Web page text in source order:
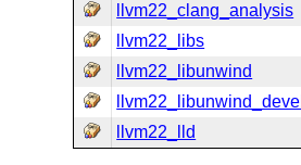
llvm22_clang_analysis
llvm22_libs
llvm22_libunwind
llvm22_libunwind_devel
llvm22_lld